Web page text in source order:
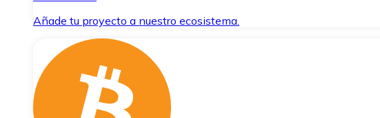
Añade tu proyecto a nuestro ecosistema.